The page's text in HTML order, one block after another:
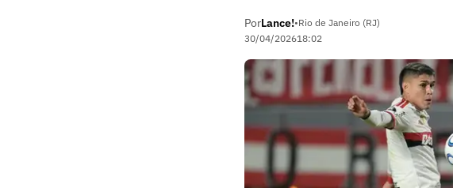
PorLance!•Rio de Janeiro (RJ)
30/04/202618:02